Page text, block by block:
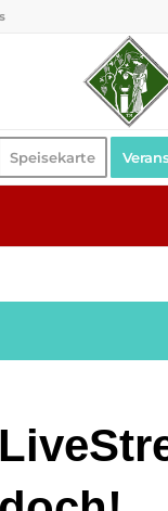
Speisekarte